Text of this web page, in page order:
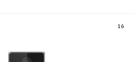
16